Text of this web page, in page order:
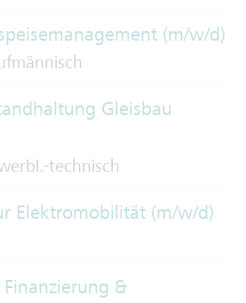
(m/w/d)
Gleisbau
technisch
Elektromobilität (m/w/d)
&